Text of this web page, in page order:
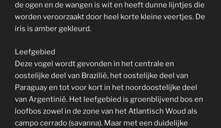
de ogen en de wangen is wit en heeft dunne lijntjes die
worden veroorzaakt door heel korte kleine veertjes. De
iris is amber gekleurd.
Leefgebied
Deze vogel wordt gevonden in het centrale en
oostelijke deel van Brazilië, het oostelijke deel van
Paraguay en tot voor kort in het noordoostelijke deel
van Argentinië. Het leefgebied is groenblijvend bos en
loofbos zowel in de zone van het Atlantisch Woud als
campo cerrado (savanna). Maar met een duidelijke